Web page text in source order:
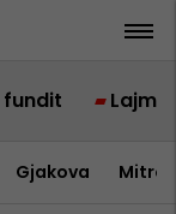
fundit Lajme
Gjakova